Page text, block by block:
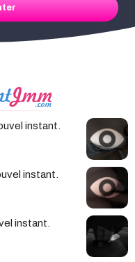
instant.
instant.
instant.